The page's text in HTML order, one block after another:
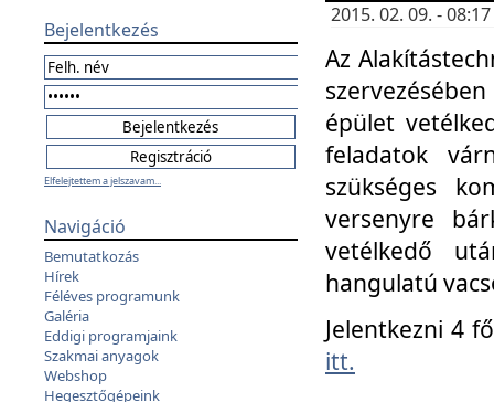
Bejelentkezés
Elfelejtettem a jelszavam...
Navigáció
Bemutatkozás
Hírek
Féléves programunk
Galéria
Eddigi programjaink
Szakmai anyagok
Webshop
Hegesztőgépeink
2015. 02. 09. -
Az
épület
feladatok
szükséges
versenyre
vetélkedő
hangulatú
Jelentkezni 4
itt.